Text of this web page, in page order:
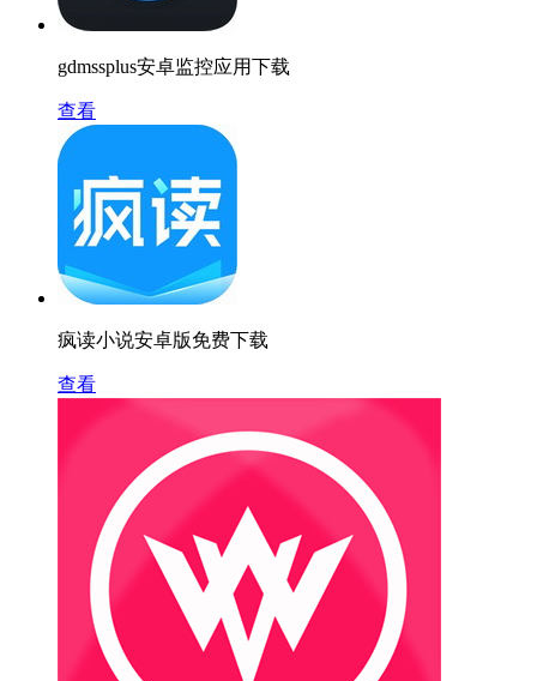
gdmssplus安卓监控应用下载
查看
疯读小说安卓版免费下载
查看